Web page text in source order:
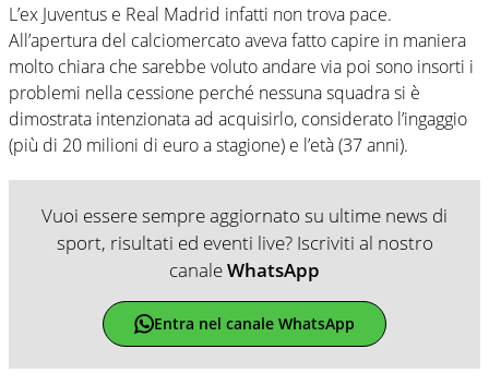
L’ex Juventus e Real Madrid infatti non trova pace.
All’apertura del calciomercato aveva fatto capire in maniera
molto chiara che sarebbe voluto andare via poi sono insorti i
problemi nella cessione perché nessuna squadra si è
dimostrata intenzionata ad acquisirlo, considerato l’ingaggio
(più di 20 milioni di euro a stagione) e l’età (37 anni).
Vuoi essere sempre aggiornato su ultime news di
sport, risultati ed eventi live? Iscriviti al nostro
canaleWhatsApp
Entra nel canale WhatsApp